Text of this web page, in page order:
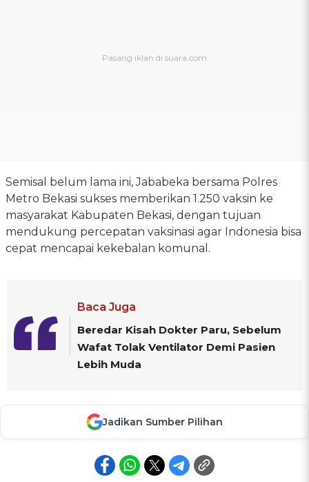
Semisal belum lama ini, Jababeka bersama Polres
Metro Bekasi sukses memberikan 1.250 vaksin ke
masyarakat Kabupaten Bekasi, dengan tujuan
mendukung percepatan vaksinasi agar Indonesia bisa
cepat mencapai kekebalan komunal.
Baca Juga
Beredar Kisah Dokter Paru, Sebelum
Wafat Tolak Ventilator Demi Pasien
Lebih Muda
Jadikan Sumber Pilihan